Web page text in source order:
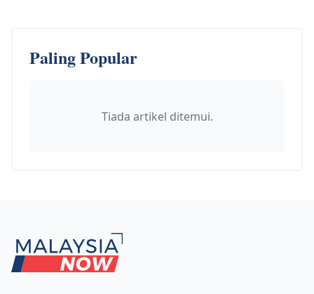
Paling Popular
Tiada artikel ditemui.